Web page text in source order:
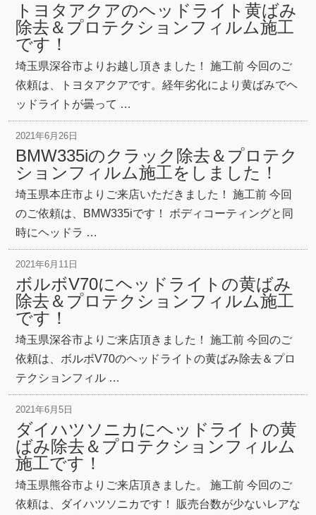
トヨタアクアのヘッドライト黄ばみ
除去＆プロテクションフィルム施工
です！
埼玉県深谷市よりお越し頂きました！ 施工前 今回のご
依頼は、トヨタアクアです。経年劣化により黄ばみでヘ
ッドライトが曇って …
2021年6月26日
BMW335iのクラック除去＆プロテク
ションフィルム施工をしました！
埼玉県本庄市よりご来店いただきました！ 施工前 今回
のご依頼は、BMW335iです！ ボディコーティングと同
時にヘッドラ …
2021年6月11日
ボルボV70にヘッドライトの黄ばみ
除去＆プロテクションフィルム施工
です！
埼玉県深谷市よりご来店頂きました！ 施工前 今回のご
依頼は、ボルボV70のヘッドライトの黄ばみ除去＆プロ
テクションフィル …
2021年6月5日
ダイハツソニカにヘッドライトの黄
ばみ除去＆プロテクションフィルム
施工です！
埼玉県熊谷市よりご来店頂きました。 施工前 今回のご
依頼は、ダイハツソニカです！ 販売台数が少ないレアな